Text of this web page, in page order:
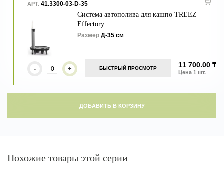
АРТ. 41.3300-03-D-35
Система автополива для кашпо TREEZ
Effectory
Размер Д-35 см
БЫСТРЫЙ ПРОСМОТР
- + 11 700.00 ₸
ДОБАВИТЬ В КОРЗИНУ
Похожие товары этой серии